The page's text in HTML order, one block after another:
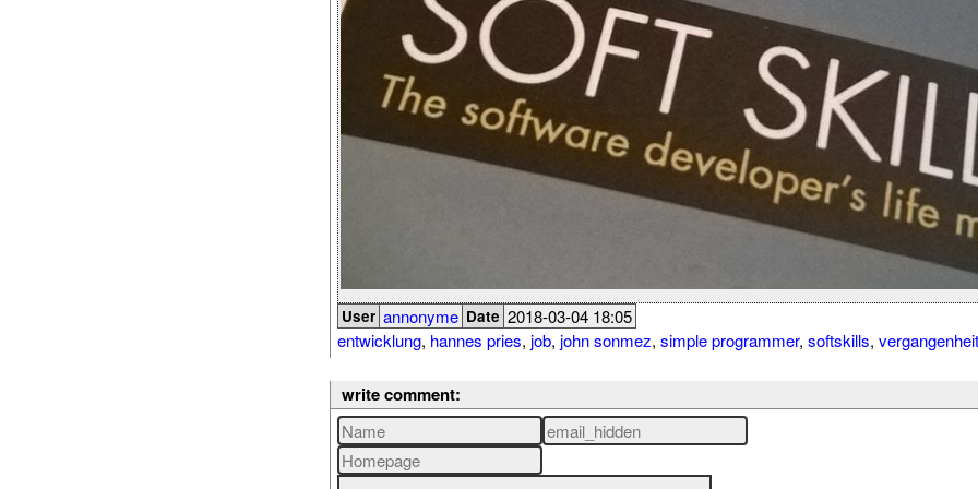
User annonyme Date 2018-03-04 18:05
entwicklung, hannes pries, job, john sonmez, simple programmer, softskills, vergangenheit
write comment: